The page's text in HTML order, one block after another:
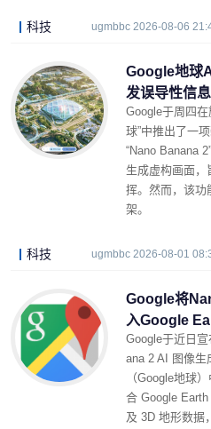
户处理现实生
科技 ugmbbc 2026-08-06
Google地球
发误导性信
Google于周四
球”中推出了一
“Nano Banana
生成虚构画面，
挥。然而，该功
架。
科技 ugmbbc 2026-08-01
Google将
入Google
Google于近日
ana 2 AI 图像生
（Google地球
合 Google
及 3D 地形数据